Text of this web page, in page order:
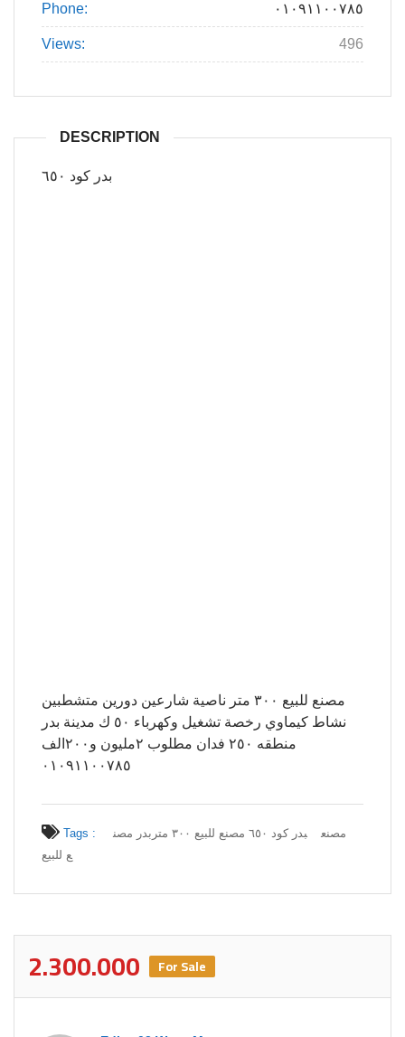
Phone: ٠١٠٩١١٠٠٧٨٥
Views: 496
DESCRIPTION
بدر كود ٦٥٠
مصنع للبيع ٣٠٠ متر ناصية شارعين دورين متشطبين
نشاط كيماوي رخصة تشغيل وكهرباء ٥٠ ك مدينة بدر
منطقه ٢٥٠ فدان مطلوب ٢مليون و٢٠٠الف
٠١٠٩١١٠٠٧٨٥
Tags : مصنع بدر كود ٦٥٠ مصنع للبيع ٣٠٠ متر
بدر مصن
ع للبيع
2.300.000 For Sale